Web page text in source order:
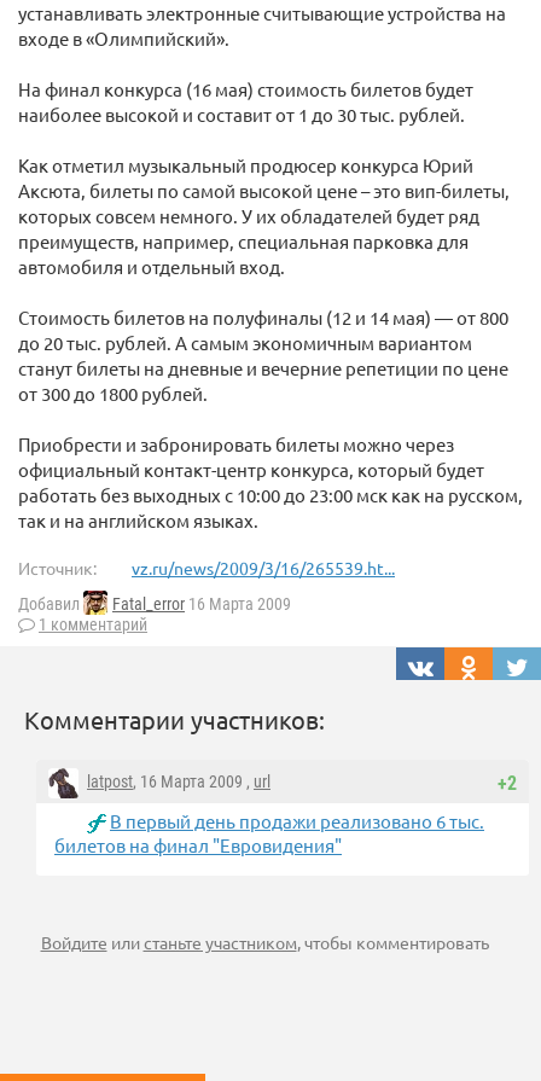
устанавливать электронные считывающие устройства на
входе в «Олимпийский».
На финал конкурса (16 мая) стоимость билетов будет
наиболее высокой и составит от 1 до 30 тыс. рублей.
Как отметил музыкальный продюсер конкурса Юрий
Аксюта, билеты по самой высокой цене – это вип-билеты,
которых совсем немного. У их обладателей будет ряд
преимуществ, например, специальная парковка для
автомобиля и отдельный вход.
Стоимость билетов на полуфиналы (12 и 14 мая) — от 800
до 20 тыс. рублей. А самым экономичным вариантом
станут билеты на дневные и вечерние репетиции по цене
от 300 до 1800 рублей.
Приобрести и забронировать билеты можно через
официальный контакт-центр конкурса, который будет
работать без выходных с 10:00 до 23:00 мск как на русском,
так и на английском языках.
Источник: vz.ru/news/2009/3/16/265539.ht...
Добавил Fatal_error 16 Марта 2009
1 комментарий
Комментарии участников:
+2
latpost, 16 Марта 2009 , url
В первый день продажи реализовано 6 тыс.
билетов на финал "Евровидения"
Войдите илистаньте участником, чтобы комментировать